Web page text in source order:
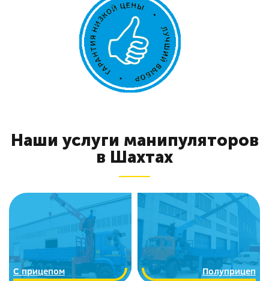
Наши услуги манипуляторов
в Шахтах
C прицепом Полуприцеп